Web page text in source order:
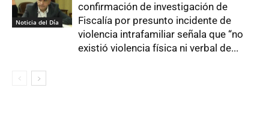
Noticia del Día
confirmación de investigación de
Fiscalía por presunto incidente de
violencia intrafamiliar señala que “no
existió violencia física ni verbal de...